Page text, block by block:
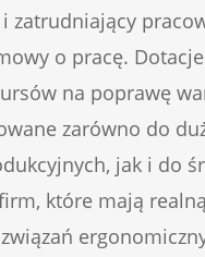
zatrudniający
o pracę. Dotacje
na poprawę
zarówno do
jak i do
które mają